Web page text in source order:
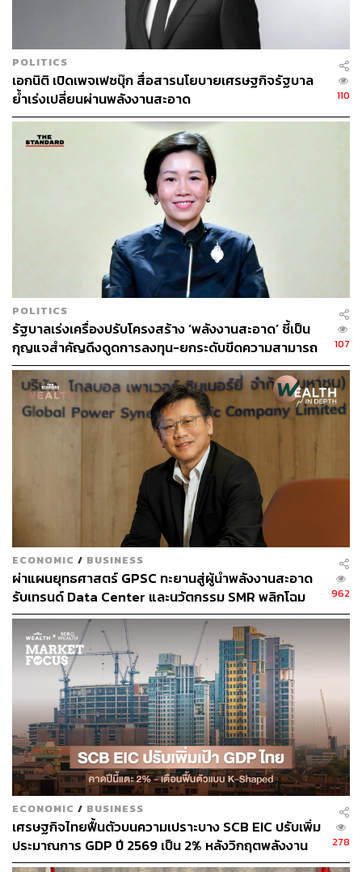
โดย GUNKUL มีความตั้งใจที่จะเพิ่มกำลังการผลิตพลังงาน
ลมและพลังงานแสงอาทิตย์ทั้งในและต่างประเทศ และมองว่า
ประสบการณ์ความชำนาญในด้านธุรกิจสาธารณูปโภค และ
เครือข่ายธุรกิจของ GULF ผนวกกับความเชี่ยวชาญของ
GUNKUL ในการออกแบบและก่อสร้างโครงสร้างพื้นฐาน
ด้านระบบไฟฟ้าที่ครอบคลุมตั้งแต่โรงไฟฟ้า ระบบส่งและ
จำหน่ายไฟฟ้า จนถึงผู้ใช้ไฟฟ้าแบบครบวงจร จะขับเคลื่อนให้
เกิด Synergy ร่วมกัน และทำให้ภายในปี 2023 GUNKUL
สามารถบรรลุเป้าหมายกำลังการผลิตพลังงานสะอาดรวม
ตามเป้าที่ทางบริษัทได้ประกาศไว้ก่อนหน้านี้
นฤชลกล่าวว่า นอกเหนือจากโอกาสที่ทั้ง 2 บริษัทจะร่วมกัน
เปลี่ยนทุกพื้นที่ให้สามารถเป็นแหล่งกำเนิดพลังงานสะอาดบน
โครงสร้างพื้นฐาน (Infrastructure) ที่รองรับความต้องการ
การใช้ไฟฟ้าในทุกมิติที่สมบูรณ์ยิ่งขึ้น และจะเป็นความร่วม
มือที่ไม่ได้จำกัดแค่มิติของสิ่งแวดล้อม แต่รวมไปถึงมิติทาง
ด้านสังคมและเศรษฐกิจผ่านรูปแบบของคาร์บอนเครดิตและ
ใบรับรองเครดิตการผลิตพลังงานหมุนเวียน (REC) เพราะ
ปริมาณคาร์บอนที่ลดได้จากอัตราส่วนของพลังงานสะอาดที่
เติบโตอย่างก้าวกระโดดจะเป็นอีกหนึ่งช่องทางในการเพิ่ม
รายได้ให้กับบริษัท เชื่อว่าจะนำไปสู่การเปลี่ยนแปลงและ
สร้าง Green Energy Landscape ของประเทศให้เป็นจริงขึ้น
THE STANDARD WEALTH
Twitter:twitter.com/standard_wealth
Instagram:instagram.com/thestandardwealth
Official Lineคลิก https://lin.ee/xfPbXUP
สามารถติดตาม THE STANDARD WEALTH
ผ่านแอปพลิเคชันต่างๆ ที่คุณสะดวกหรือใช้งานอยู่แล้วได้เลย
TAGS: บริษัท กัลฟ์ เอ็นเนอร์จี ดีเวลลอปเมนท์ จำกัด (มหาชน)
(GULF)
พลังงานสะอาด
Gunkul Engineering
POLITICS
เอกนิติ เปิดเพจเฟซบุ๊ก สื่อสารนโยบายเศรษฐกิจรัฐบาล
ย้ำเร่งเปลี่ยนผ่านพลังงานสะอาด
110
POLITICS
รัฐบาลเร่งเครื่องปรับโครงสร้าง ‘พลังงานสะอาด’ ชี้เป็น
กุญแจสำคัญดึงดูดการลงทุน-ยกระดับขีดความสามารถ
การแข่งขันของไทย
107
ECONOMIC / BUSINESS
ผ่าแผนยุทธศาสตร์ GPSC ทะยานสู่ผู้นำพลังงานสะอาด
รับเทรนด์ Data Center และนวัตกรรม SMR พลิกโฉม
อนาคตพลังงานไทย
962
ECONOMIC / BUSINESS
เศรษฐกิจไทยฟื้นตัวบนความเปราะบาง SCB EIC ปรับเพิ่ม
ประมาณการ GDP ปี 2569 เป็น 2% หลังวิกฤตพลังงาน
คลี่คลาย แต่เตือนครัวเรือน-SMEs ยังติดหล่มหนี้สูง
278